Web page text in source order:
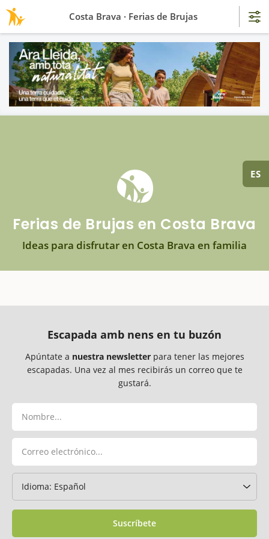
ES
Ferias de Brujas en Costa Brava
Ideas para disfrutar en Costa Brava en familia
Escapada amb nens en tu buzón
Apúntate a nuestra newsletterpara tener las mejores
escapadas. Una vez al mes recibirás un correo que te
gustará.
Suscríbete
Costa Brava · Ferias de Brujas